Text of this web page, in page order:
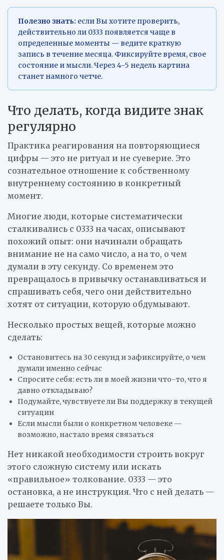
Полезно знать: если Вы хотите проверить,
действительно ли 0333 появляется чаще в
определенные моменты — ведите краткую
запись в течение месяца. Фиксируйте время, свое
состояние и мысли. Через 4-5 недель картина
станет намного четче.
Что делать, когда видите знак
регулярно
Практика реагирования на повторяющиеся
цифры — это не ритуал и не суеверие. Это
сознательное отношение к собственному
внутреннему состоянию в конкретный
момент.
Многие люди, которые систематически
сталкивались с 0333 на часах, описывают
похожий опыт: они начинали обращать
внимание не на само число, а на то, о чем
думали в эту секунду. Со временем это
превращалось в привычку останавливаться и
спрашивать себя, чего они действительно
хотят от ситуации, которую обдумывают.
Несколько простых вещей, которые можно
сделать:
Остановитесь на 30 секунд и зафиксируйте, о чем
думали именно сейчас
Спросите себя: есть ли в моей жизни что-то, что я
давно откладываю?
Подумайте, чувствуете ли Вы поддержку в текущей
ситуации
Если мысли были о конкретном человеке —
возможно, настало время связаться
Нет никакой необходимости строить вокруг
этого сложную систему или искать
«правильное» толкование. 0333 — это
остановка, а не инструкция. Что с ней делать —
решаете только Вы.